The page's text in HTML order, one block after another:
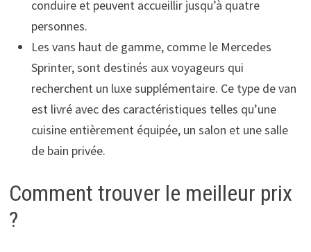
conduire et peuvent accueillir jusqu’à quatre
personnes.
Les vans haut de gamme, comme le Mercedes
Sprinter, sont destinés aux voyageurs qui
recherchent un luxe supplémentaire. Ce type de van
est livré avec des caractéristiques telles qu’une
cuisine entièrement équipée, un salon et une salle
de bain privée.
Comment trouver le meilleur prix
?